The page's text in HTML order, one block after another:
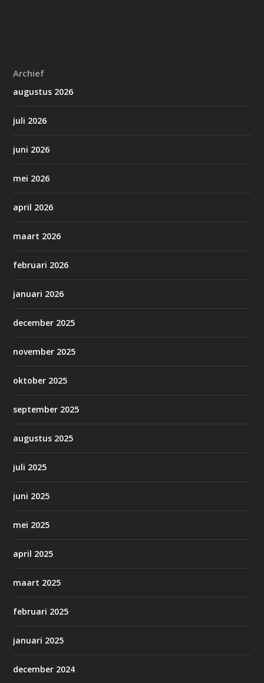
Archief
augustus 2026
juli 2026
juni 2026
mei 2026
april 2026
maart 2026
februari 2026
januari 2026
december 2025
november 2025
oktober 2025
september 2025
augustus 2025
juli 2025
juni 2025
mei 2025
april 2025
maart 2025
februari 2025
januari 2025
december 2024